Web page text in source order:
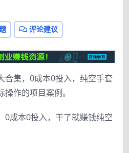
评论建议
合集，0成本0投入，纯空手套
作的项目案例。
0成本0投入，干了就赚钱纯空